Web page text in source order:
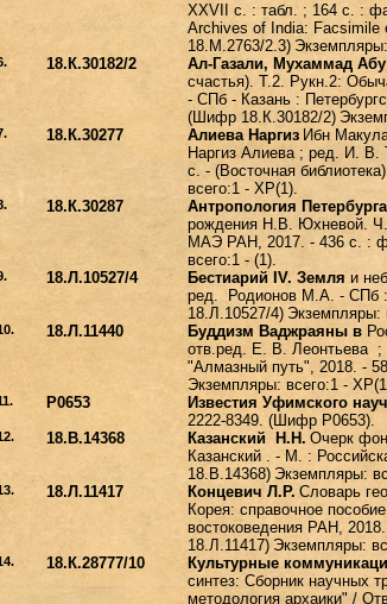
XXVII с. : табл. ; 164 с. :
Archives of India: Facsimile
18.M.2763/2.3)
18.К.30182/2 Ал-Газали, Мухаммад
счастья). Т.2. Рукн.2:
- СПб - Казань :
(Шифр 18.К.30182/2)
18.К.30277 Алиева Наргиз Ибн
Наргиз Алиева ; ред. И.
с. - (Восточная
всего:1 - ХР(1).
18.К.30287 Антропология
рождения Н.В. Юхневой.
МАЭ РАН, 2017. - 436 с. :
всего:1 - (1).
18.Л.10527/4 Бестиарий IV. Земля и
ред. Родионов М.А. - СПб
18.Л.10527/4) Экземпляры:
18.Л.11440 Буддизм Ваджраяны в
отв.ред. Е. В. Леонтьева
"Алмазный путь", 2018. -
Экземпляры: всего:1 -
P0653 Известия Уфимского
2222-8349. (Шифр P0653).
18.В.14368 Казанский Н.Н. Очерк
Казанский . - М. :
18.В.14368) Экземпляры:
18.Л.11417 Концевич Л.Р. Словарь
Корея: справочное
востоковедения РАН,
18.Л.11417) Экземпляры:
18.К.28777/10 Культурные
синтез: Сборник научных
методология архаики" /